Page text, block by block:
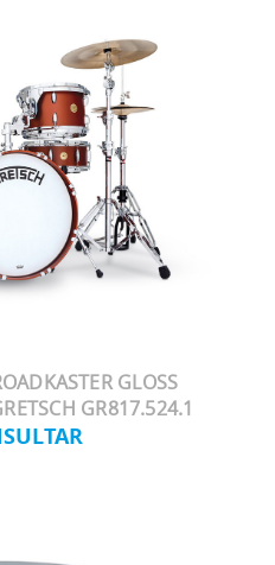
GLOSS
GR817.524.1